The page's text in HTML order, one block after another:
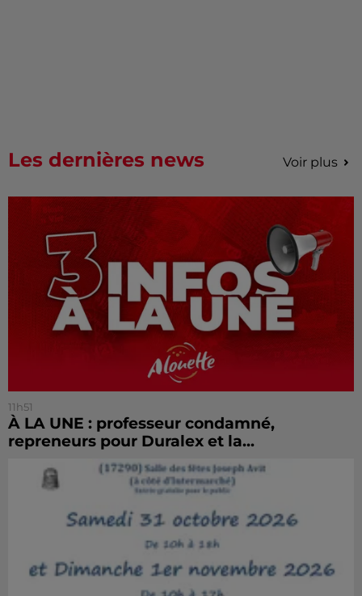
Les dernières news Voir plus
11h51
À LA UNE : professeur condamné,
repreneurs pour Duralex et la...